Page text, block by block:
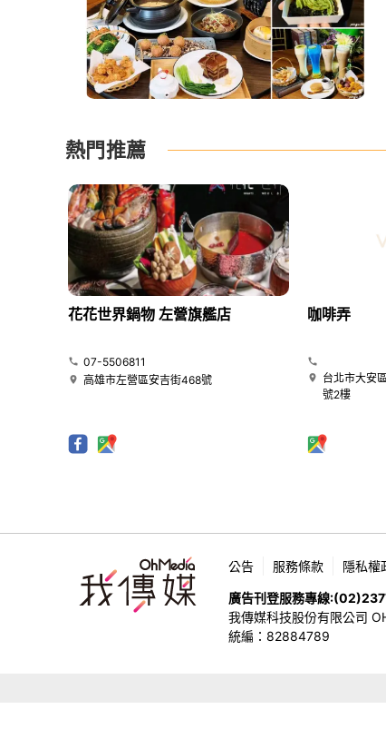
熱門推薦
花花世界鍋物 左營旗艦店
07-5506811
高雄市左營區安吉街468號
咖啡弄
台北市大安
號2樓
公告 服務條款 隱私權
廣告刊登服務專線:
我傳媒科技股份有限公司
統編：82884789